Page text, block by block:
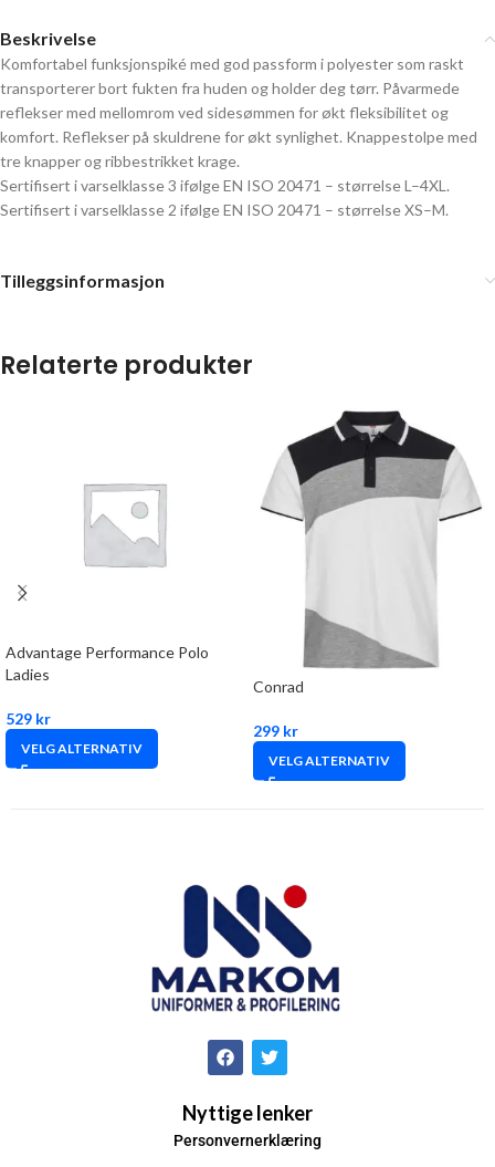
Beskrivelse
Komfortabel funksjonspiké med god passform i polyester som raskt
transporterer bort fukten fra huden og holder deg tørr. Påvarmede
reflekser med mellomrom ved sidesømmen for økt fleksibilitet og
komfort. Reflekser på skuldrene for økt synlighet. Knappestolpe med
tre knapper og ribbestrikket krage.
Sertifisert i varselklasse 3 ifølge EN ISO 20471 – størrelse L–4XL.
Sertifisert i varselklasse 2 ifølge EN ISO 20471 – størrelse XS–M.
Tilleggsinformasjon
Relaterte produkter
Advantage Performance Polo
Ladies
529 kr
VELG ALTERNATIV
Conrad
299 kr
VELG ALTERNATIV
Nyttige lenker
Personvernerklæring